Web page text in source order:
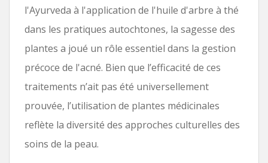
l'Ayurveda à l'application de l'huile d'arbre à thé
dans les pratiques autochtones, la sagesse des
plantes a joué un rôle essentiel dans la gestion
précoce de l'acné. Bien que l’efficacité de ces
traitements n’ait pas été universellement
prouvée, l’utilisation de plantes médicinales
reflète la diversité des approches culturelles des
soins de la peau.